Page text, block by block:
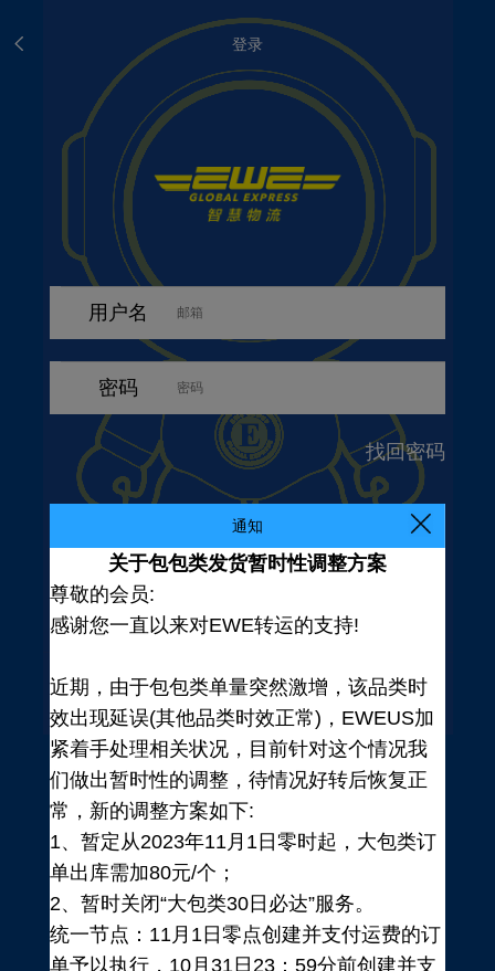
登录
用户名
密码
找回密码
登录
通知
关于包包类发货暂时性调整方案
尊敬的会员:
感谢您一直以来对EWE转运的支持!
近期，由于包包类单量突然激增，该品类时
效出现延误(其他品类时效正常)，EWEUS加
紧着手处理相关状况，目前针对这个情况我
们做出暂时性的调整，待情况好转后恢复正
常，新的调整方案如下:
1、暂定从2023年11月1日零时起，大包类订
单出库需加80元/个；
2、暂时关闭“大包类30日必达”服务。
统一节点：11月1日零点创建并支付运费的订
单予以执行，10月31日23：59分前创建并支